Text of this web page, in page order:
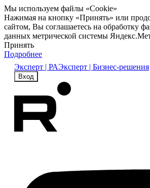
Мы используем файлы «Cookie»
Нажимая на кнопку «Принять» или
сайтом, Вы соглашаетесь на обработку
данных метрической системы
Принять
Подробнее
Эксперт | РАЭксперт | Бизнес-решения
Вход